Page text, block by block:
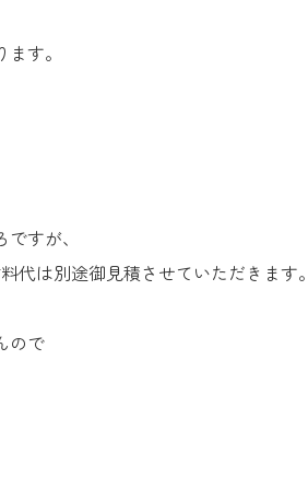
す。
すが、
代は別途御見積させていただきます。
ので